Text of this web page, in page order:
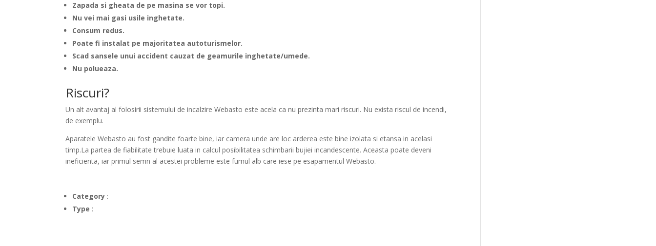
Zapada si gheata de pe masina se vor topi.
Nu vei mai gasi usile inghetate.
Consum redus.
Poate fi instalat pe majoritatea autoturismelor.
Scad sansele unui accident cauzat de geamurile inghetate/umede.
Nu polueaza.
Riscuri?
Un alt avantaj al folosirii sistemului de incalzire Webasto este acela ca nu prezinta mari riscuri. Nu exista riscul de incendi,
de exemplu.
Aparatele Webasto au fost gandite foarte bine, iar camera unde are loc arderea este bine izolata si etansa in acelasi
timp.La partea de fiabilitate trebuie luata in calcul posibilitatea schimbarii bujiei incandescente. Aceasta poate deveni
ineficienta, iar primul semn al acestei probleme este fumul alb care iese pe esapamentul Webasto.
Category :
Type :